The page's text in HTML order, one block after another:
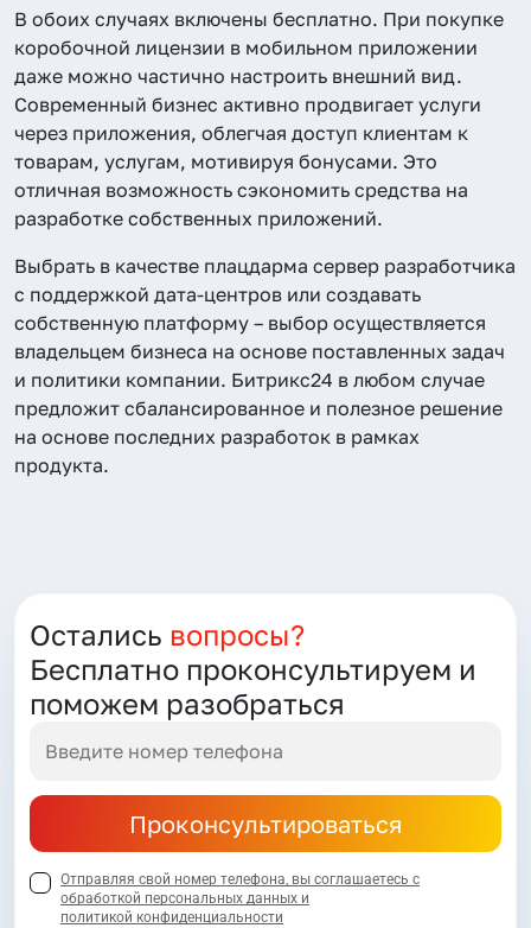
В обоих случаях включены бесплатно. При покупке
коробочной лицензии в мобильном приложении
даже можно частично настроить внешний вид.
Современный бизнес активно продвигает услуги
через приложения, облегчая доступ клиентам к
товарам, услугам, мотивируя бонусами. Это
отличная возможность сэкономить средства на
разработке собственных приложений.
Выбрать в качестве плацдарма сервер разработчика
с поддержкой дата-центров или создавать
собственную платформу – выбор осуществляется
владельцем бизнеса на основе поставленных задач
и политики компании. Битрикс24 в любом случае
предложит сбалансированное и полезное решение
на основе последних разработок в рамках
продукта.
Остались вопросы?
Бесплатно проконсультируем и
поможем разобраться
Проконсультироваться
Отправляя свой номер телефона, вы соглашаетесь с
обработкой персональных данных и
политикой конфиденциальности